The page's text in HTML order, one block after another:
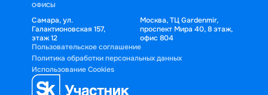
ОФИСЫ
Самара, ул.
Галактионовская 157,
этаж 12
Москва, ТЦ Gardenmir,
проспект Мира 40, 8 этаж,
офис 804
Пользовательское соглашение
Политика обработки персональных данных
Использование Cookies